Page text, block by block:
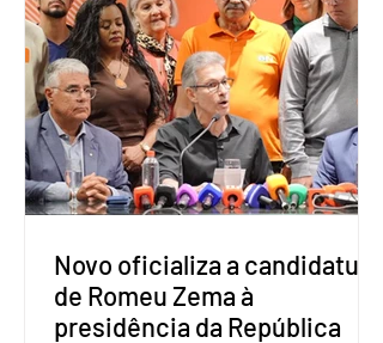
do Serviço Brasileiro de Apoio às Micro
e Pequenas Empresas (Sebrae),
realizado a partir de dados do Instituto
Brasileiro de Geografia e Estatística
(IBGE). O estudo do Sebrae mostra que,
no quarto trimestre de 2025, os
empreendedores 60+ formalizados
atingiram o maior rendime
Novo oficializa a candidatura
de Romeu Zema à
presidência da República